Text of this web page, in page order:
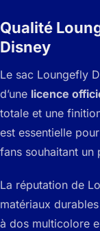
Qualité
Disney
Le sac Loungefly
d’une licence
totale et une
est essentielle
fans souhaitant un
La réputation de
matériaux
à dos multicolore